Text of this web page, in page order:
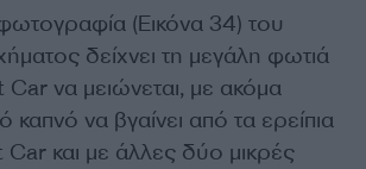
(Εικόνα 34) του
δείχνει τη μεγάλη φωτιά
να μειώνεται, με ακόμα
καπνό να βγαίνει από τα ερείπια
και με άλλες δύο μικρές